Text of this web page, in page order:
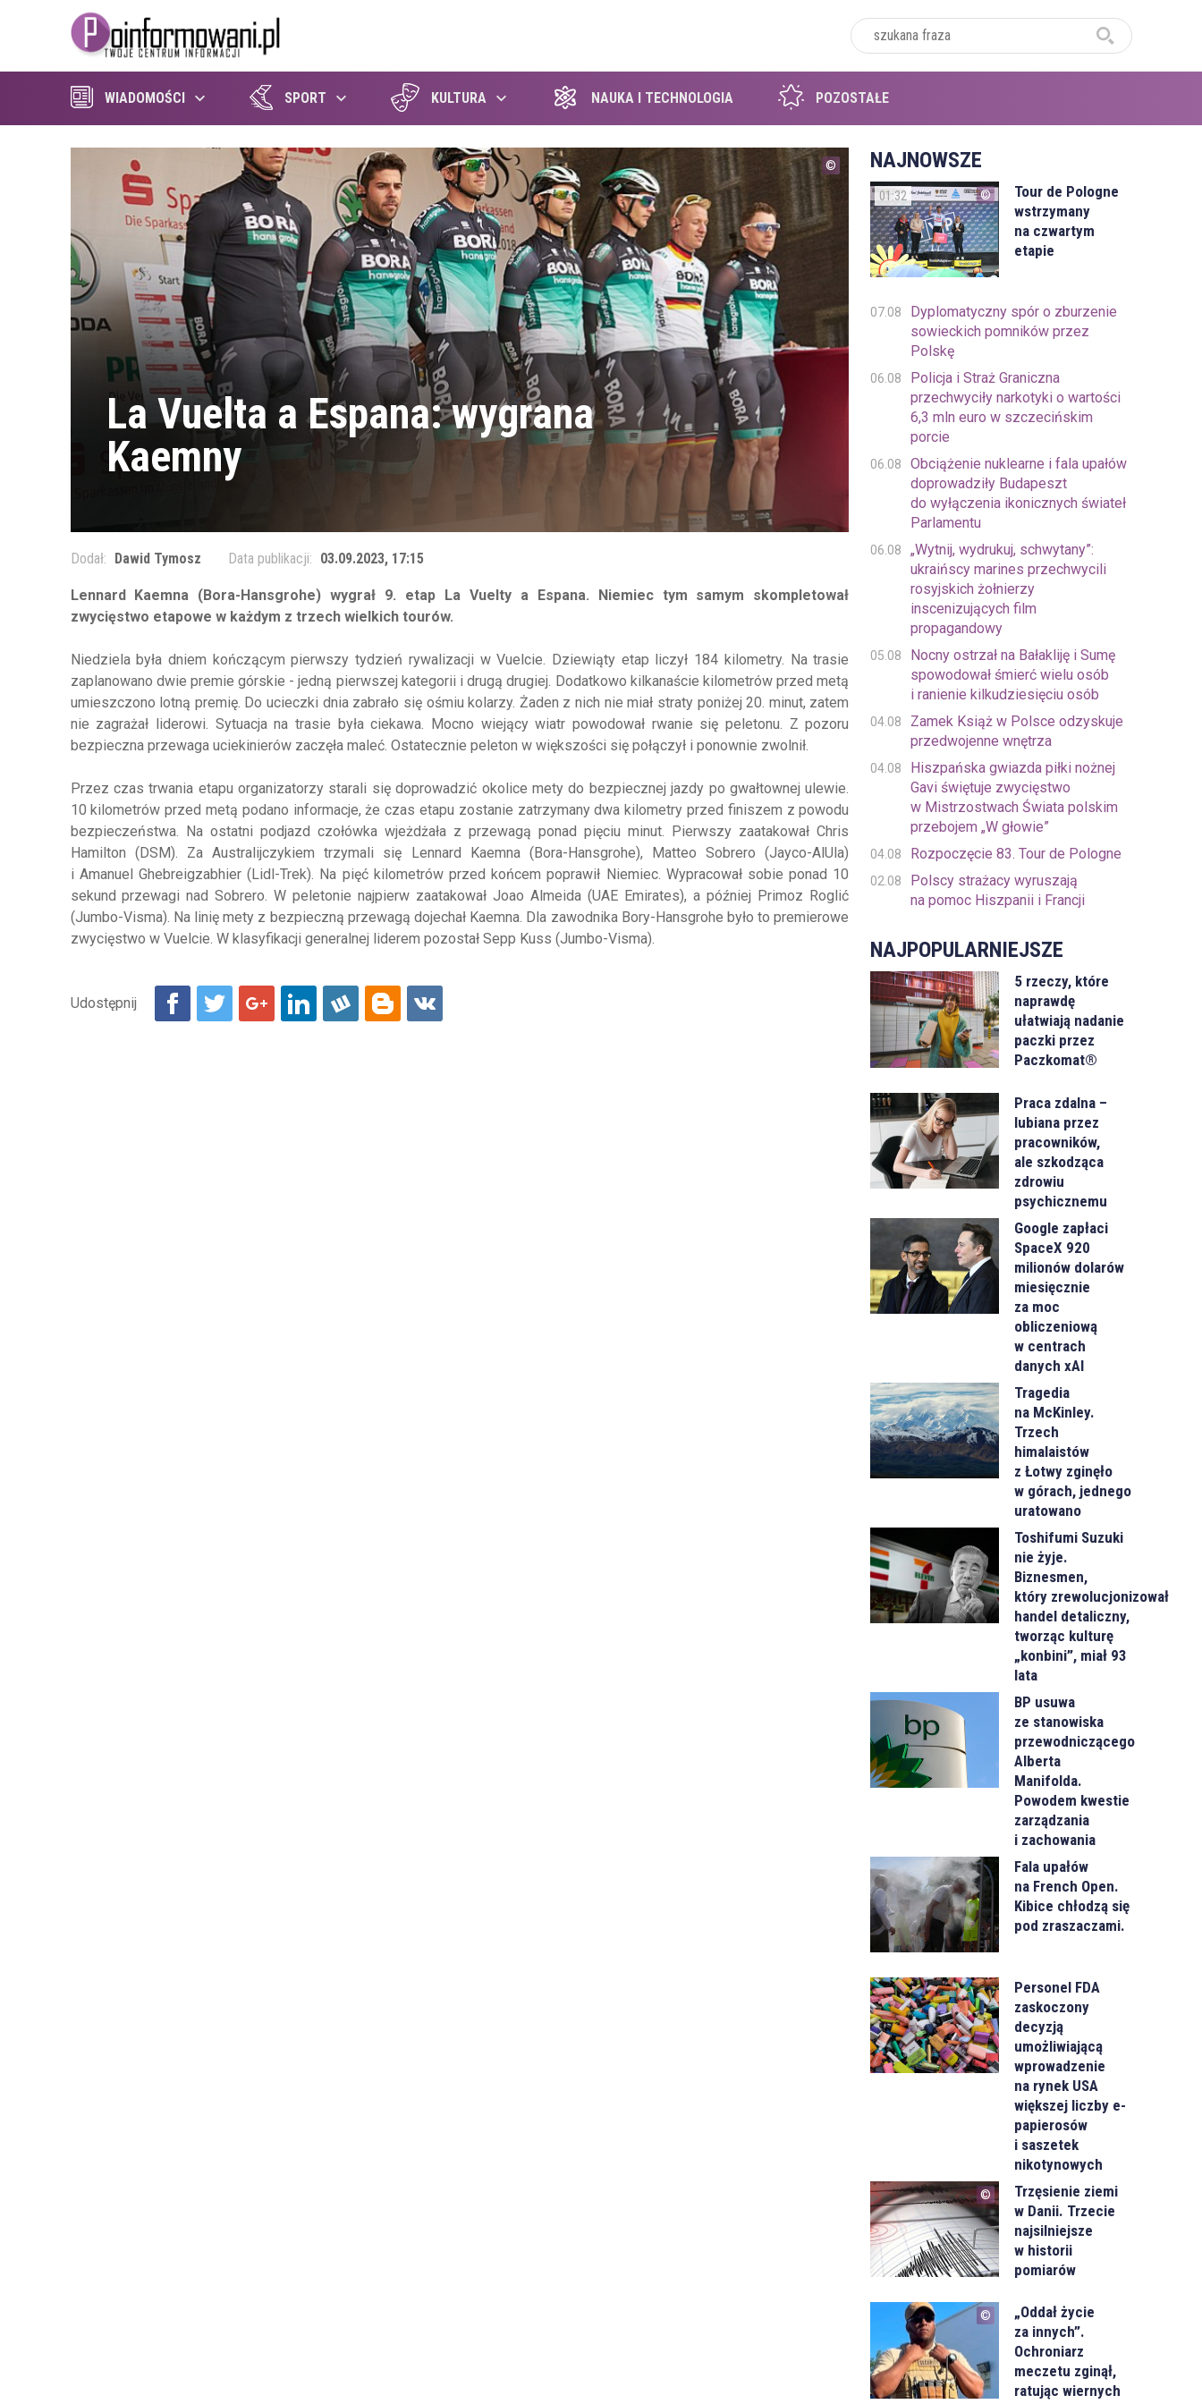
WIADOMOŚCI SPORT KULTURA NAUKA I TECHNOLOGIA POZOSTAŁE
La Vuelta a Espana: wygrana
Kaemny
Dodał: Dawid Tymosz Data publikacji: 03.09.2023, 17:15
Lennard Kaemna (Bora-Hansgrohe) wygrał 9. etap La Vuelty a Espana. Niemiec tym samym skompletował
zwycięstwo etapowe w każdym z trzech wielkich tourów.
Niedziela była dniem kończącym pierwszy tydzień rywalizacji w Vuelcie. Dziewiąty etap liczył 184 kilometry. Na trasie
zaplanowano dwie premie górskie - jedną pierwszej kategorii i drugą drugiej. Dodatkowo kilkanaście kilometrów przed metą
umieszczono lotną premię. Do ucieczki dnia zabrało się ośmiu kolarzy. Żaden z nich nie miał straty poniżej 20. minut, zatem
nie zagrażał liderowi. Sytuacja na trasie była ciekawa. Mocno wiejący wiatr powodował rwanie się peletonu. Z pozoru
bezpieczna przewaga uciekinierów zaczęła maleć. Ostatecznie peleton w większości się połączył i ponownie zwolnił.
Przez czas trwania etapu organizatorzy starali się doprowadzić okolice mety do bezpiecznej jazdy po gwałtownej ulewie.
10 kilometrów przed metą podano informacje, że czas etapu zostanie zatrzymany dwa kilometry przed finiszem z powodu
bezpieczeństwa. Na ostatni podjazd czołówka wjeżdżała z przewagą ponad pięciu minut. Pierwszy zaatakował Chris
Hamilton (DSM). Za Australijczykiem trzymali się Lennard Kaemna (Bora-Hansgrohe), Matteo Sobrero (Jayco-AlUla)
i Amanuel Ghebreigzabhier (Lidl-Trek). Na pięć kilometrów przed końcem poprawił Niemiec. Wypracował sobie ponad 10
sekund przewagi nad Sobrero. W peletonie najpierw zaatakował Joao Almeida (UAE Emirates), a później Primoz Roglić
(Jumbo-Visma). Na linię mety z bezpieczną przewagą dojechał Kaemna. Dla zawodnika Bory-Hansgrohe było to premierowe
zwycięstwo w Vuelcie. W klasyfikacji generalnej liderem pozostał Sepp Kuss (Jumbo-Visma).
NAJNOWSZE
01:32
Tour de Pologne
wstrzymany
na czwartym
etapie
07.08
Dyplomatyczny spór o zburzenie
sowieckich pomników przez
Polskę
06.08
Policja i Straż Graniczna
przechwyciły narkotyki o wartości
6,3 mln euro w szczecińskim
porcie
06.08
Obciążenie nuklearne i fala upałów
doprowadziły Budapeszt
do wyłączenia ikonicznych świateł
Parlamentu
06.08
„Wytnij, wydrukuj, schwytany”:
ukraińscy marines przechwycili
rosyjskich żołnierzy
inscenizujących film
propagandowy
05.08
Nocny ostrzał na Bałakliję i Sumę
spowodował śmierć wielu osób
i ranienie kilkudziesięciu osób
04.08
Zamek Książ w Polsce odzyskuje
przedwojenne wnętrza
04.08
Hiszpańska gwiazda piłki nożnej
Gavi świętuje zwycięstwo
w Mistrzostwach Świata polskim
przebojem „W głowie”
04.08 Rozpoczęcie 83. Tour de Pologne
02.08
Polscy strażacy wyruszają
na pomoc Hiszpanii i Francji
NAJPOPULARNIEJSZE
5 rzeczy, które
naprawdę
ułatwiają nadanie
paczki przez
Paczkomat®
Praca zdalna –
lubiana przez
pracowników,
ale szkodząca
zdrowiu
psychicznemu
Google zapłaci
SpaceX 920
milionów dolarów
miesięcznie
za moc
obliczeniową
w centrach
danych xAI
Tragedia
na McKinley.
Trzech
himalaistów
z Łotwy zginęło
w górach, jednego
uratowano
Toshifumi Suzuki
nie żyje.
Biznesmen,
który zrewolucjonizował
handel detaliczny,
tworząc kulturę
„konbini”, miał 93
lata
BP usuwa
ze stanowiska
przewodniczącego
Alberta
Manifolda.
Powodem kwestie
zarządzania
i zachowania
Fala upałów
na French Open.
Kibice chłodzą się
pod zraszaczami.
Personel FDA
zaskoczony
decyzją
umożliwiającą
wprowadzenie
na rynek USA
większej liczby e-
papierosów
i saszetek
nikotynowych
Trzęsienie ziemi
w Danii. Trzecie
najsilniejsze
w historii
pomiarów
„Oddał życie
za innych”.
Ochroniarz
meczetu zginął,
ratując wiernych